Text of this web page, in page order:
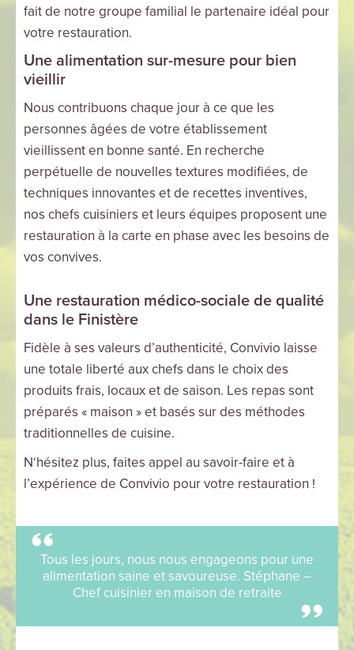
fait de notre groupe familial le partenaire idéal pour
votre restauration.
Une alimentation sur-mesure pour bien
vieillir
Nous contribuons chaque jour à ce que les
personnes âgées de votre établissement
vieillissent en bonne santé. En recherche
perpétuelle de nouvelles textures modifiées, de
techniques innovantes et de recettes inventives,
nos chefs cuisiniers et leurs équipes proposent une
restauration à la carte en phase avec les besoins de
vos convives.
Une restauration médico-sociale de qualité
dans le Finistère
Fidèle à ses valeurs d’authenticité, Convivio laisse
une totale liberté aux chefs dans le choix des
produits frais, locaux et de saison. Les repas sont
préparés « maison » et basés sur des méthodes
traditionnelles de cuisine.
N‘hésitez plus, faites appel au savoir-faire et à
l’expérience de Convivio pour votre restauration !
Tous les jours, nous nous engageons pour une
alimentation saine et savoureuse. Stéphane –
Chef cuisinier en maison de retraite